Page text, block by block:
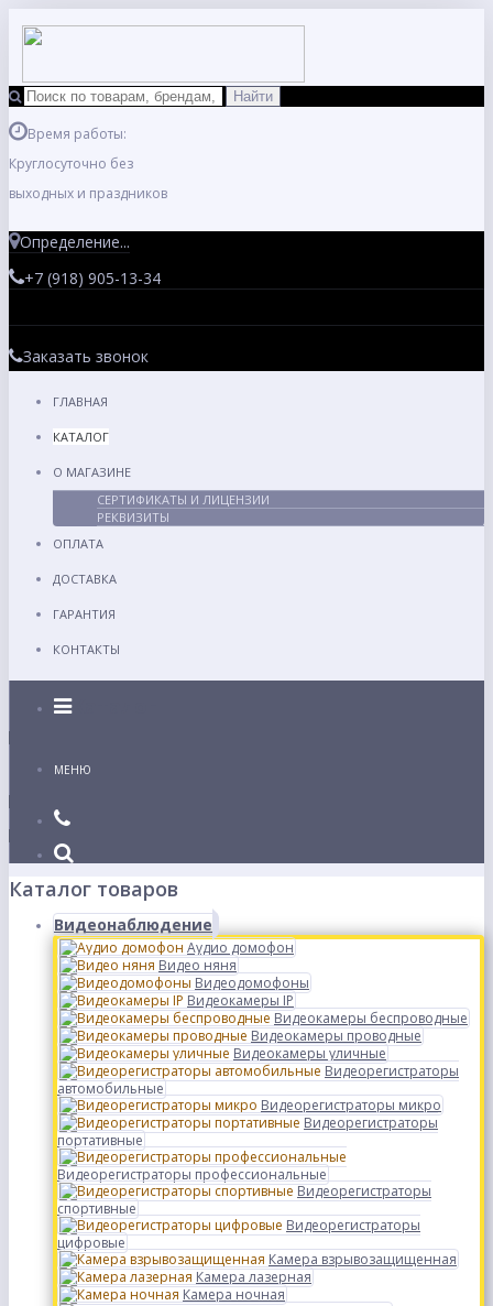
Время работы:
Круглосуточно без
выходных и праздников
Определение...
+7 (918) 905-13-34
Заказать звонок
ГЛАВНАЯ
КАТАЛОГ
О МАГАЗИНЕ
СЕРТИФИКАТЫ И ЛИЦЕНЗИИ
РЕКВИЗИТЫ
ОПЛАТА
ДОСТАВКА
ГАРАНТИЯ
КОНТАКТЫ
Каталог
МЕНЮ
Каталог товаров
Видеонаблюдение
Аудио домофон
Видео няня
Видеодомофоны
Видеокамеры IP
Видеокамеры беспроводные
Видеокамеры проводные
Видеокамеры уличные
Видеорегистраторы
автомобильные
Видеорегистраторы микро
Видеорегистраторы
портативные
Видеорегистраторы профессиональные
Видеорегистраторы
спортивные
Видеорегистраторы
цифровые
Камера взрывозащищенная
Камера лазерная
Камера ночная